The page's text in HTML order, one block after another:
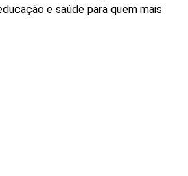
e saúde para quem mais